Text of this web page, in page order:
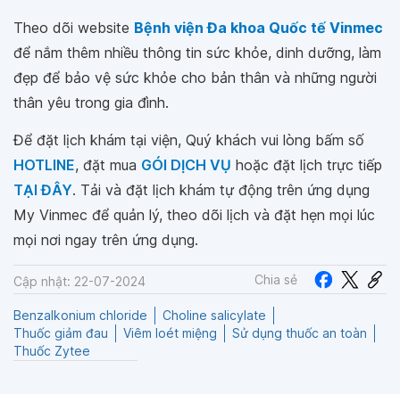
Theo dõi website Bệnh viện Đa khoa Quốc tế Vinmec
để nắm thêm nhiều thông tin sức khỏe, dinh dưỡng, làm
đẹp để bảo vệ sức khỏe cho bản thân và những người
thân yêu trong gia đình.
Để đặt lịch khám tại viện, Quý khách vui lòng bấm số
HOTLINE, đặt mua GÓI DỊCH VỤ hoặc đặt lịch trực tiếp
TẠI ĐÂY. Tải và đặt lịch khám tự động trên ứng dụng
My Vinmec để quản lý, theo dõi lịch và đặt hẹn mọi lúc
mọi nơi ngay trên ứng dụng.
Cập nhật: 22-07-2024 Chia sẻ
Benzalkonium chloride
Choline salicylate
Thuốc giảm đau
Viêm loét miệng
Sử dụng thuốc an toàn
Thuốc Zytee